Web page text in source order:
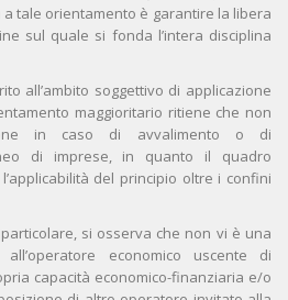
a tale orientamento è garantire la libera
sul quale si fonda l’intera disciplina
all’ambito soggettivo di applicazione
maggioritario ritiene che non
in caso di avvalimento o di
di imprese, in quanto il quadro
del principio oltre i confini
si osserva che non vi è una
economico uscente di
capacità economico-finanziaria e/o